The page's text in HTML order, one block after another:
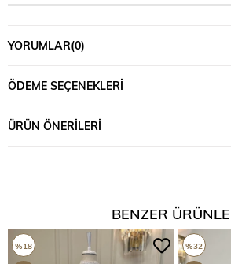
YORUMLAR(0)
ÖDEME SEÇENEKLERI
ÜRÜN ÖNERILERI
BENZER
%18 %32